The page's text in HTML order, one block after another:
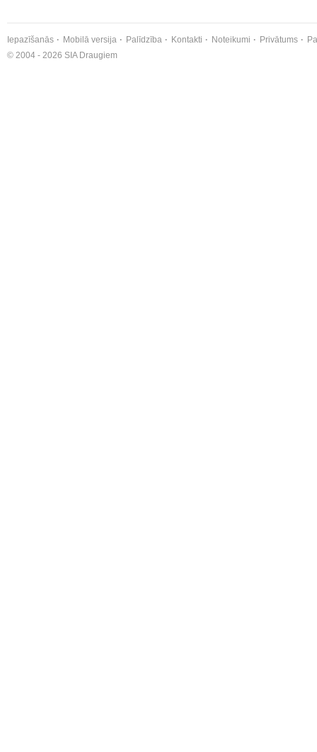
Iepazīšanās Mobilā versija Palīdzība Kontakti Noteikumi Privātums
© 2004 - 2026 SIA Draugiem